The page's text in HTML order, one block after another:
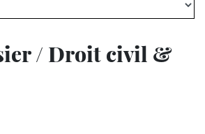
/ Droit civil &